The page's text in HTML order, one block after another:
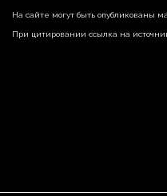
На сайте могут быть опубликованы
При цитировании ссылка на источник